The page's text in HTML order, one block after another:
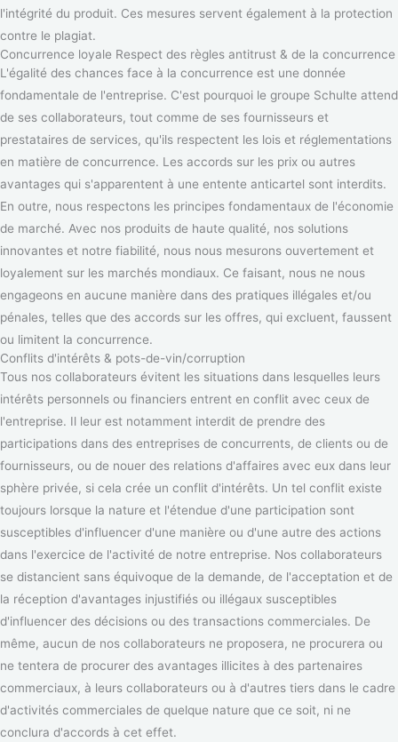
l'intégrité du produit. Ces mesures servent également à la protection
contre le plagiat.
Concurrence loyale Respect des règles antitrust & de la concurrence
L'égalité des chances face à la concurrence est une donnée
fondamentale de l'entreprise. C'est pourquoi le groupe Schulte attend
de ses collaborateurs, tout comme de ses fournisseurs et
prestataires de services, qu'ils respectent les lois et réglementations
en matière de concurrence. Les accords sur les prix ou autres
avantages qui s'apparentent à une entente anticartel sont interdits.
En outre, nous respectons les principes fondamentaux de l'économie
de marché. Avec nos produits de haute qualité, nos solutions
innovantes et notre fiabilité, nous nous mesurons ouvertement et
loyalement sur les marchés mondiaux. Ce faisant, nous ne nous
engageons en aucune manière dans des pratiques illégales et/ou
pénales, telles que des accords sur les offres, qui excluent, faussent
ou limitent la concurrence.
Conflits d'intérêts & pots-de-vin/corruption
Tous nos collaborateurs évitent les situations dans lesquelles leurs
intérêts personnels ou financiers entrent en conflit avec ceux de
l'entreprise. Il leur est notamment interdit de prendre des
participations dans des entreprises de concurrents, de clients ou de
fournisseurs, ou de nouer des relations d'affaires avec eux dans leur
sphère privée, si cela crée un conflit d'intérêts. Un tel conflit existe
toujours lorsque la nature et l'étendue d'une participation sont
susceptibles d'influencer d'une manière ou d'une autre des actions
dans l'exercice de l'activité de notre entreprise. Nos collaborateurs
se distancient sans équivoque de la demande, de l'acceptation et de
la réception d'avantages injustifiés ou illégaux susceptibles
d'influencer des décisions ou des transactions commerciales. De
même, aucun de nos collaborateurs ne proposera, ne procurera ou
ne tentera de procurer des avantages illicites à des partenaires
commerciaux, à leurs collaborateurs ou à d'autres tiers dans le cadre
d'activités commerciales de quelque nature que ce soit, ni ne
conclura d'accords à cet effet.